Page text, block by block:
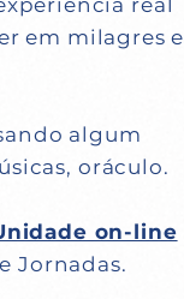
real
em milagres e
algum
oráculo.
on-line
Jornadas.